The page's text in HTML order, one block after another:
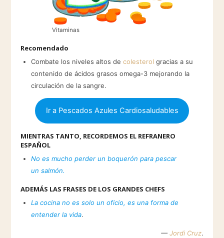
Vitaminas
Recomendado
Combate los niveles altos de colesterol gracias a su
contenido de ácidos grasos omega-3 mejorando la
circulación de la sangre.
Ir a Pescados Azules Cardiosaludables
MIENTRAS TANTO, RECORDEMOS EL REFRANERO
ESPAÑOL
No es mucho perder un boquerón para pescar
un salmón.
ADEMÁS LAS FRASES DE LOS GRANDES CHEFS
La cocina no es solo un oficio, es una forma de
entender la vida.
—Jordi Cruz.